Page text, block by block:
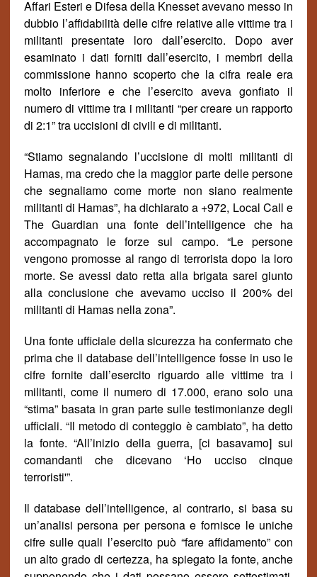
Affari Esteri e Difesa della Knesset avevano messo in
dubbio l’affidabilità delle cifre relative alle vittime tra i
militanti presentate loro dall’esercito. Dopo aver
esaminato i dati forniti dall’esercito, i membri della
commissione hanno scoperto che la cifra reale era
molto inferiore e che l’esercito aveva gonfiato il
numero di vittime tra i militanti “per creare un rapporto
di 2:1” tra uccisioni di civili e di militanti.
“Stiamo segnalando l’uccisione di molti militanti di
Hamas, ma credo che la maggior parte delle persone
che segnaliamo come morte non siano realmente
militanti di Hamas”, ha dichiarato a +972, Local Call e
The Guardian una fonte dell’intelligence che ha
accompagnato le forze sul campo. “Le persone
vengono promosse al rango di terrorista dopo la loro
morte. Se avessi dato retta alla brigata sarei giunto
alla conclusione che avevamo ucciso il 200% dei
militanti di Hamas nella zona”.
Una fonte ufficiale della sicurezza ha confermato che
prima che il database dell’intelligence fosse in uso le
cifre fornite dall’esercito riguardo alle vittime tra i
militanti, come il numero di 17.000, erano solo una
“stima” basata in gran parte sulle testimonianze degli
ufficiali. “Il metodo di conteggio è cambiato”, ha detto
la fonte. “All’inizio della guerra, [ci basavamo] sui
comandanti che dicevano ‘Ho ucciso cinque
terroristi'”.
Il database dell’intelligence, al contrario, si basa su
un’analisi persona per persona e fornisce le uniche
cifre sulle quali l’esercito può “fare affidamento” con
un alto grado di certezza, ha spiegato la fonte, anche